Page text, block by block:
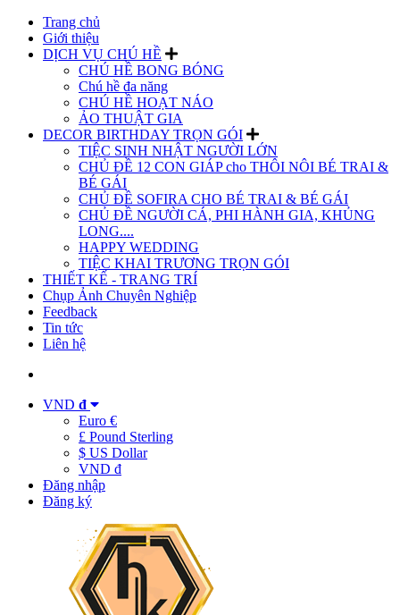
Trang chủ
Giới thiệu
DỊCH VỤ CHÚ HỀ
CHÚ HỀ BONG BÓNG
Chú hề đa năng
CHÚ HỀ HOẠT NÁO
ẢO THUẬT GIA
DECOR BIRTHDAY TRỌN GÓI
TIỆC SINH NHẬT NGƯỜI LỚN
CHỦ ĐỀ 12 CON GIÁP cho THÔI NÔI BÉ TRAI &
BÉ GÁI
CHỦ ĐỀ SOFIRA CHO BÉ TRAI & BÉ GÁI
CHỦ ĐỀ NGƯỜI CÁ, PHI HÀNH GIA, KHỦNG
LONG....
HAPPY WEDDING
TIỆC KHAI TRƯƠNG TRỌN GÓI
THIẾT KẾ - TRANG TRÍ
Chụp Ảnh Chuyên Nghiệp
Feedback
Tin tức
Liên hệ
VND đ
Euro €
£ Pound Sterling
$ US Dollar
VND đ
Đăng nhập
Đăng ký